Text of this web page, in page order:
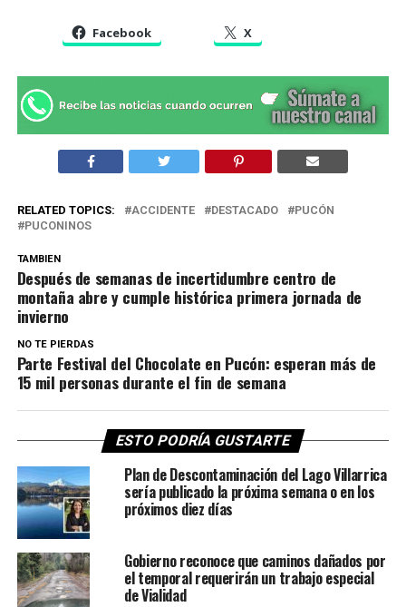
Facebook X
RELATED TOPICS: ACCIDENTE DESTACADO
PUCÓN
PUCONINOS
TAMBIEN
Después de semanas de incertidumbre centro de
montaña abre y cumple histórica primera jornada de
invierno
NO TE PIERDAS
Parte Festival del Chocolate en Pucón: esperan más de
15 mil personas durante el fin de semana
ESTO PODRÍA GUSTARTE
Plan de Descontaminación del Lago Villarrica
sería publicado la próxima semana o en los
próximos diez días
Gobierno reconoce que caminos dañados por
el temporal requerirán un trabajo especial
de Vialidad